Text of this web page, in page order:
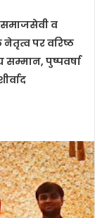
समाजसेवी व
नेतृत्व पर वरिष्ठ
पुष्पवर्षा